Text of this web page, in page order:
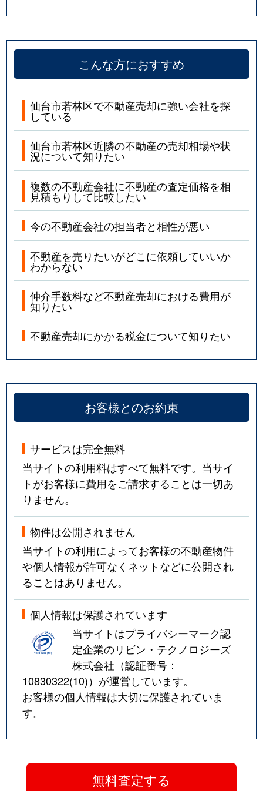
こんな方におすすめ
仙台市若林区で不動産売却に強い会社を探
している
仙台市若林区近隣の不動産の売却相場や状
況について知りたい
複数の不動産会社に不動産の査定価格を相
見積もりして比較したい
今の不動産会社の担当者と相性が悪い
不動産を売りたいがどこに依頼していいか
わからない
仲介手数料など不動産売却における費用が
知りたい
不動産売却にかかる税金について知りたい
お客様とのお約束
サービスは完全無料
当サイトの利用料はすべて無料です。当サイ
トがお客様に費用をご請求することは一切あ
りません。
物件は公開されません
当サイトの利用によってお客様の不動産物件
や個人情報が許可なくネットなどに公開され
ることはありません。
個人情報は保護されています
当サイトはプライバシーマーク認
定企業のリビン・テクノロジーズ
株式会社（認証番号：
10830322(10)）が運営しています。
お客様の個人情報は大切に保護されていま
す。